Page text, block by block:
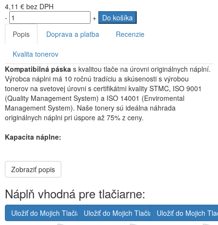
4,11 € bez DPH
-
+
Do košíka
Popis
Doprava a platba Recenzie
Kvalita tonerov
Kompatibilná páska s kvalitou tlače na úrovni originálnych náplní.
Výrobca náplni má 10 ročnú tradíciu a skúsenosti s výrobou
tonerov na svetovej úrovni s certifikátmi kvality STMC, ISO 9001
(Quality Management System) a ISO 14001 (Enviromental
Management System). Naše tonery sú ideálna náhrada
originálnych náplni pri úspore až 75% z ceny.
Kapacita náplne:
Zobraziť popis
Náplň vhodná pre tlačiarne:
Uložiť do Mojich TlačiarníUložiť do Mojich TlačiarníUložiť do Mojich